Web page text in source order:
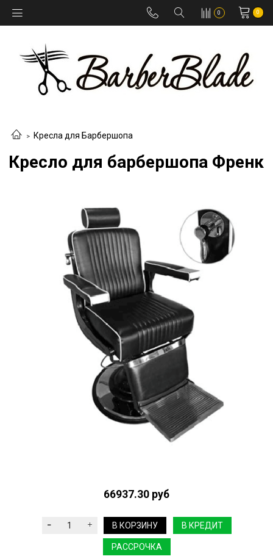
0 0
Кресла для Барбершопа
Кресло для барбершопа Френк
66937.30 руб
В КОРЗИНУ В КРЕДИТ
РАССРОЧКА